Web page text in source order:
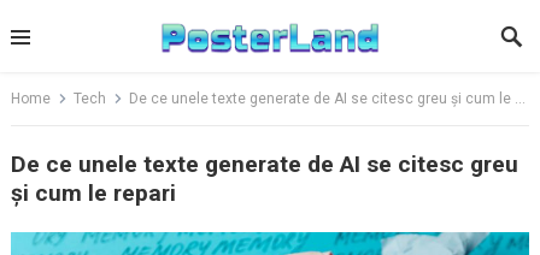
to
Home Tech De ce unele texte generate de AI se citesc greu și cum le repari
De ce unele texte generate de AI se citesc greu
și cum le repari